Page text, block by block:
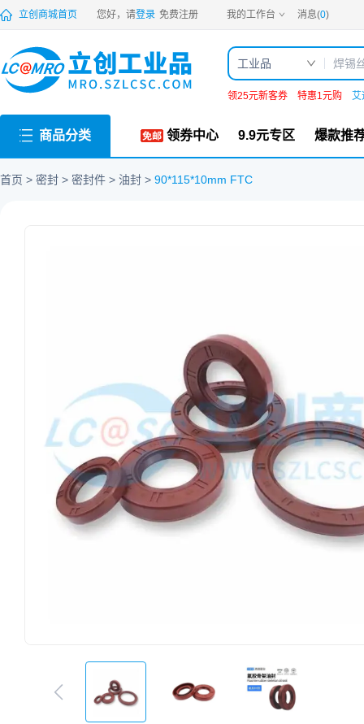
PDF 立创商城首页 您好，请登录 免费注册 我的工作台 消息(0)
工业品
领25元新客券 特惠1元购 艾
商品分类 领券中心 9.9元专区 爆款推
首页 密封 密封件 油封 90*115*10mm FTC